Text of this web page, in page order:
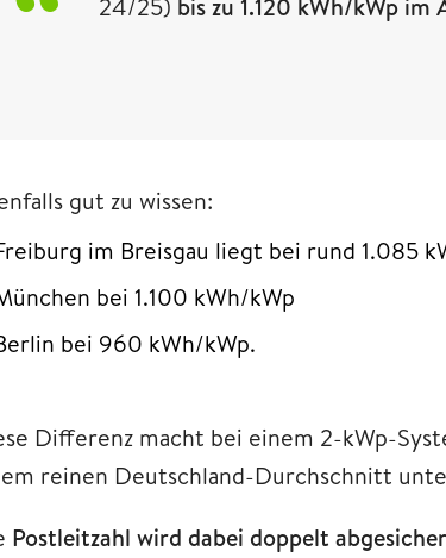
24/25) bis zu 1.120 kWh/kWp im
gut zu wissen:
im Breisgau liegt bei rund 1.085
bei 1.100 kWh/kWp
bei 960 kWh/kWp.
Differenz macht bei einem 2-kWp-
reinen Deutschland-Durchschnitt
Postleitzahl wird dabei doppelt